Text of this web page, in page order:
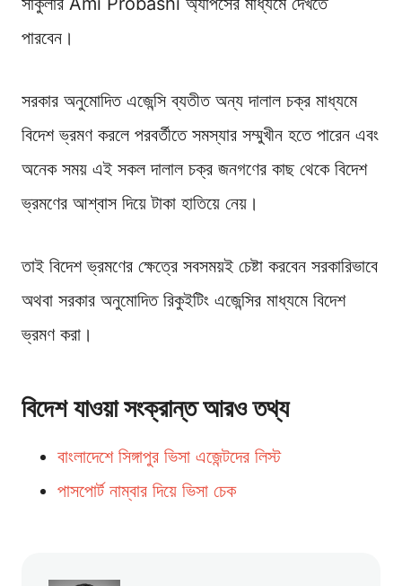
পারবেন।
সরকার অনুমোদিত এজেন্সি ব্যতীত অন্য দালাল চক্র মাধ্যমে
বিদেশ ভ্রমণ করলে পরবর্তীতে সমস্যার সম্মুখীন হতে পারেন এবং
অনেক সময় এই সকল দালাল চক্র জনগণের কাছ থেকে বিদেশ
ভ্রমণের আশ্বাস দিয়ে টাকা হাতিয়ে নেয়।
তাই বিদেশ ভ্রমণের ক্ষেত্রে সবসময়ই চেষ্টা করবেন সরকারিভাবে
অথবা সরকার অনুমোদিত রিকুইটিং এজেন্সির মাধ্যমে বিদেশ
ভ্রমণ করা।
বিদেশ যাওয়া সংক্রান্ত আরও তথ্য
বাংলাদেশে সিঙ্গাপুর ভিসা এজেন্টদের লিস্ট
পাসপোর্ট নাম্বার দিয়ে ভিসা চেক